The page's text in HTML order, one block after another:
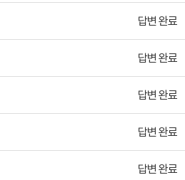
답변 완료
답변 완료
답변 완료
답변 완료
답변 완료